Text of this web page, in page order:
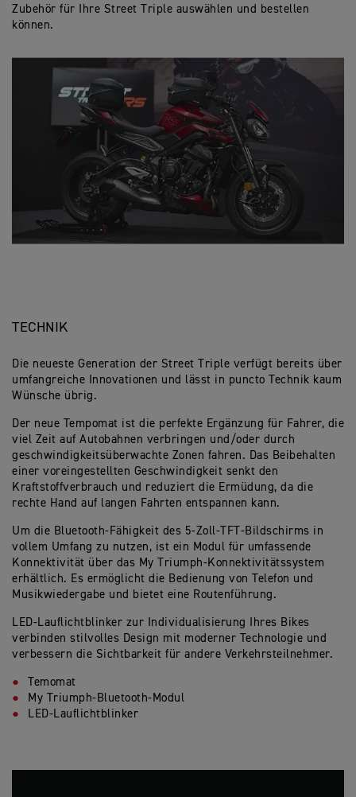
Zubehör für Ihre Street Triple auswählen und bestellen
können.
TECHNIK
Die neueste Generation der Street Triple verfügt bereits über
umfangreiche Innovationen und lässt in puncto Technik kaum
Wünsche übrig.
Der neue Tempomat ist die perfekte Ergänzung für Fahrer, die
viel Zeit auf Autobahnen verbringen und/oder durch
geschwindigkeitsüberwachte Zonen fahren. Das Beibehalten
einer voreingestellten Geschwindigkeit senkt den
Kraftstoffverbrauch und reduziert die Ermüdung, da die
rechte Hand auf langen Fahrten entspannen kann.
Um die Bluetooth-Fähigkeit des 5-Zoll-TFT-Bildschirms in
vollem Umfang zu nutzen, ist ein Modul für umfassende
Konnektivität über das My Triumph-Konnektivitätssystem
erhältlich. Es ermöglicht die Bedienung von Telefon und
Musikwiedergabe und bietet eine Routenführung.
LED-Lauflichtblinker zur Individualisierung Ihres Bikes
verbinden stilvolles Design mit moderner Technologie und
verbessern die Sichtbarkeit für andere Verkehrsteilnehmer.
Temomat
My Triumph-Bluetooth-Modul
LED-Lauflichtblinker